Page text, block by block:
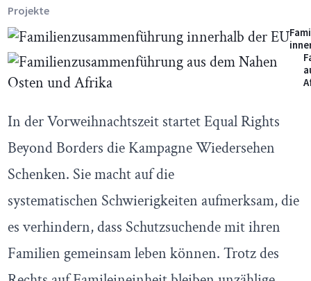
In der Vorweihnachtszeit startet Equal Rights
Beyond Borders die Kampagne Wiedersehen
Schenken. Sie macht auf die
systematischen Schwierigkeiten aufmerksam, die
es verhindern, dass Schutzsuchende mit ihren
Familien gemeinsam leben können. Trotz des
Projekte